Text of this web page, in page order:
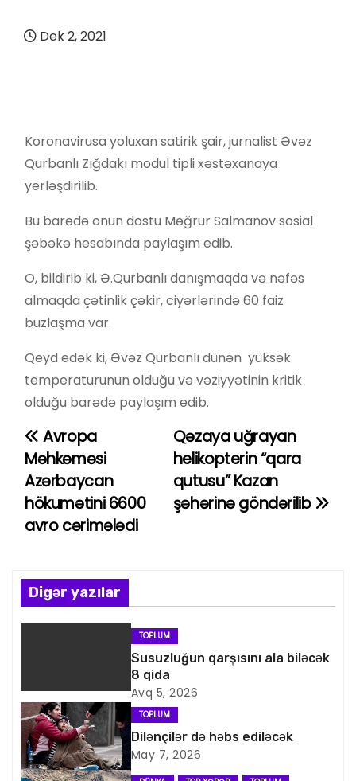
Dek 2, 2021
Koronavirusa yoluxan satirik şair, jurnalist Əvəz
Qurbanlı Zığdakı modul tipli xəstəxanaya
yerləşdirilib.
Bu barədə onun dostu Məğrur Salmanov sosial
şəbəkə hesabında paylaşım edib.
O, bildirib ki, Ə.Qurbanlı danışmaqda və nəfəs
almaqda çətinlik çəkir, ciyərlərində 60 faiz
buzlaşma var.
Qeyd edək ki, Əvəz Qurbanlı dünən yüksək
temperaturunun olduğu və vəziyyətinin kritik
olduğu barədə paylaşım edib.
Y
a
z
n
a
q
a
Qəzaya uğrayan
helikopterin “qara
qutusu” Kazan
şəhərinə göndərilib
Avropa
Məhkəməsi
Azərbaycan
hökumətini 6600
avro cərimələdi
Digər yazılar
TOPLUM
Susuzluğun qarşısını ala biləcək
8 qida
Avq 5, 2026
TOPLUM
Dilənçilər də həbs ediləcək
May 7, 2026